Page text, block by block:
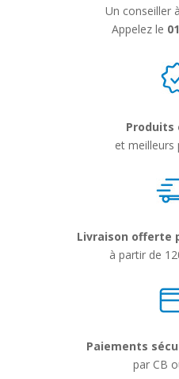
Un conseiller
Appelez le
Produits
et meilleurs
Livraison offerte
à partir de
Paiements
par CB